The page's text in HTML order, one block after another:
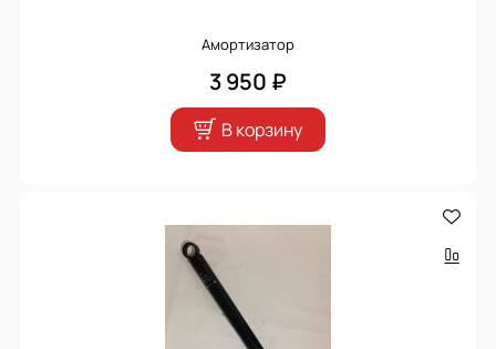
Амортизатор
3 950 ₽
В корзину